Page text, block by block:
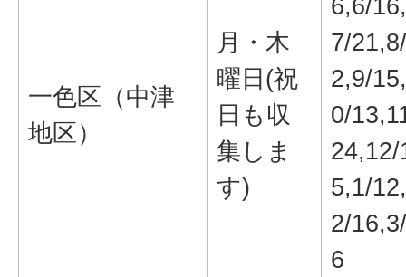
一色区（中津
地区）
月・木
曜日(祝
日も収
集しま
す)
6,6/16,
7/
2,9/
0/
24,12/
5,1/12,
2/
6